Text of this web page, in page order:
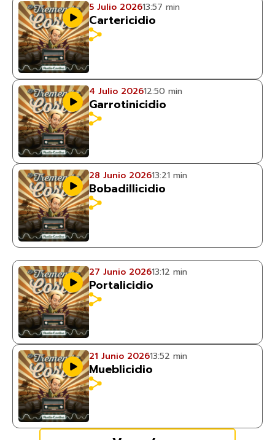
5 Julio 202613:57 min
Cartericidio
4 Julio 202612:50 min
Garrotinicidio
28 Junio 202613:21 min
Bobadillicidio
27 Junio 202613:12 min
Portalicidio
21 Junio 202613:52 min
Mueblicidio